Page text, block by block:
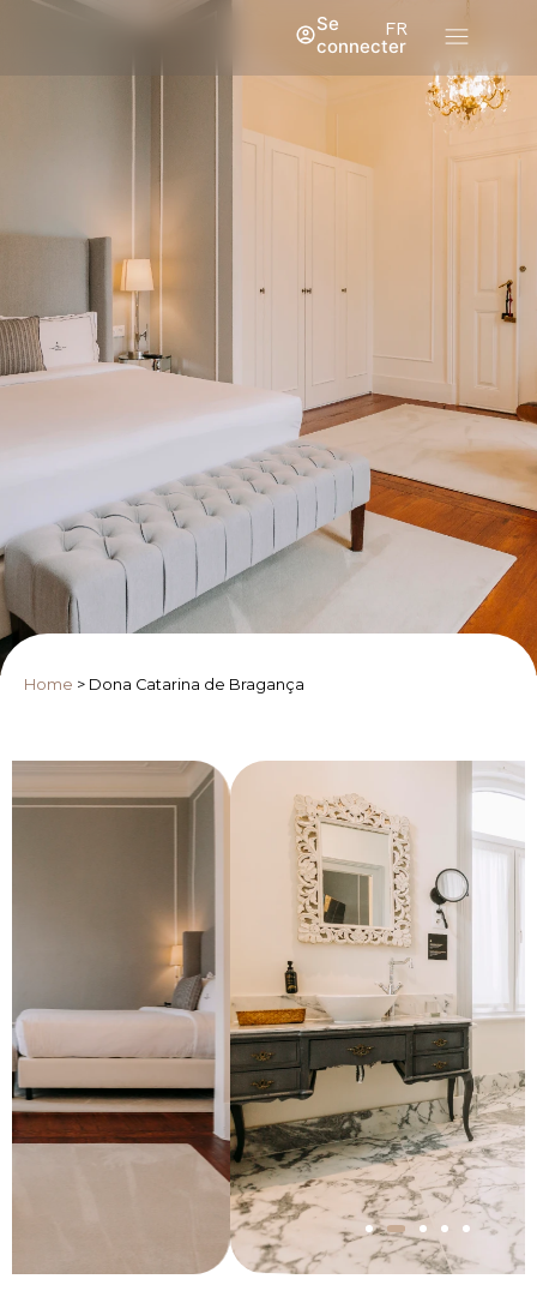
FR
Se
connecter
Home > Dona Catarina de Bragança